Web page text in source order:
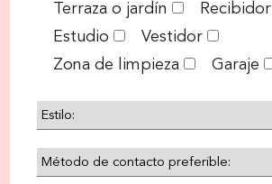
Terraza o jardín
Recibidor
Estudio
Vestidor
Zona de limpieza
Garaje